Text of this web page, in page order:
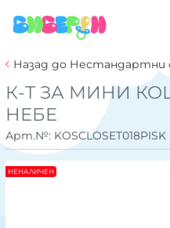
Назад до Нестандартни
К-Т ЗА МИНИ
НЕБЕ
Арт.№: KOSCLOSET018PISK
НЕНАЛИЧЕН